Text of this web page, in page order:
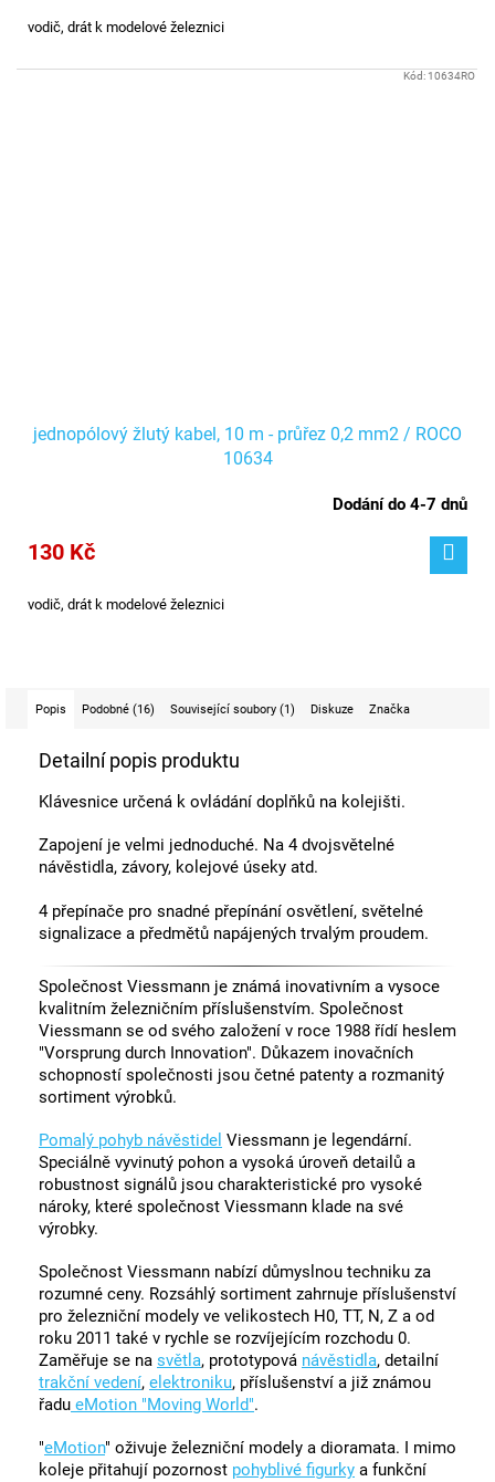
vodič, drát k modelové železnici
jednopólový žlutý kabel, 10 m - průřez 0,2 mm2 / ROCO
10634
Dodání do 4-7 dnů
130 Kč
vodič, drát k modelové železnici
Kód: 10634RO
Popis Podobné (16) Související soubory (1) Diskuze Značka
Detailní popis produktu
Klávesnice určená k ovládání doplňků na kolejišti.
Zapojení je velmi jednoduché. Na 4 dvojsvětelné
návěstidla, závory, kolejové úseky atd.
4 přepínače pro snadné přepínání osvětlení, světelné
signalizace a předmětů napájených trvalým proudem.
Společnost Viessmann je známá inovativním a vysoce
kvalitním železničním příslušenstvím. Společnost
Viessmann se od svého založení v roce 1988 řídí heslem
"Vorsprung durch Innovation". Důkazem inovačních
schopností společnosti jsou četné patenty a rozmanitý
sortiment výrobků.
Pomalý pohyb návěstidel Viessmann je legendární.
Speciálně vyvinutý pohon a vysoká úroveň detailů a
robustnost signálů jsou charakteristické pro vysoké
nároky, které společnost Viessmann klade na své
výrobky.
Společnost Viessmann nabízí důmyslnou techniku za
rozumné ceny. Rozsáhlý sortiment zahrnuje příslušenství
pro železniční modely ve velikostech H0, TT, N, Z a od
roku 2011 také v rychle se rozvíjejícím rozchodu 0.
Zaměřuje se na světla, prototypová návěstidla, detailní
trakční vedení, elektroniku, příslušenství a již známou
řadu eMotion "Moving World".
"eMotion" oživuje železniční modely a dioramata. I mimo
koleje přitahují pozornost pohyblivé figurky a funkční